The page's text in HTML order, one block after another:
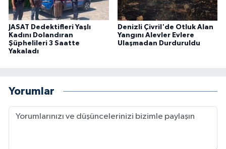
JASAT Dedektifleri Yaşlı
Kadını Dolandıran
Şüphelileri 3 Saatte
Yakaladı
Denizli Çivril'de Otluk Alan
Yangını Alevler Evlere
Ulaşmadan Durduruldu
Yorumlar